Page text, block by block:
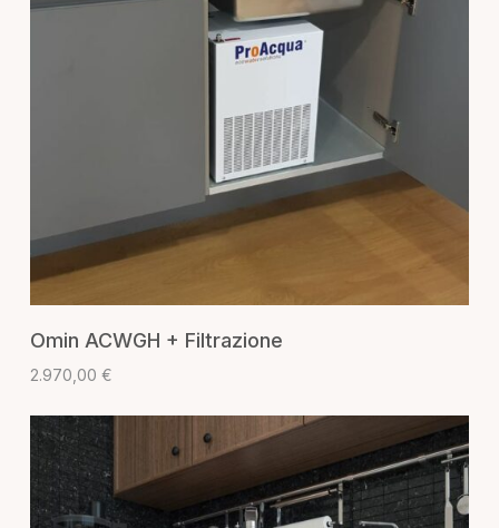
AGGIUNGI AL CARRELLO
Omin ACWGH + Filtrazione
2.970,00 €